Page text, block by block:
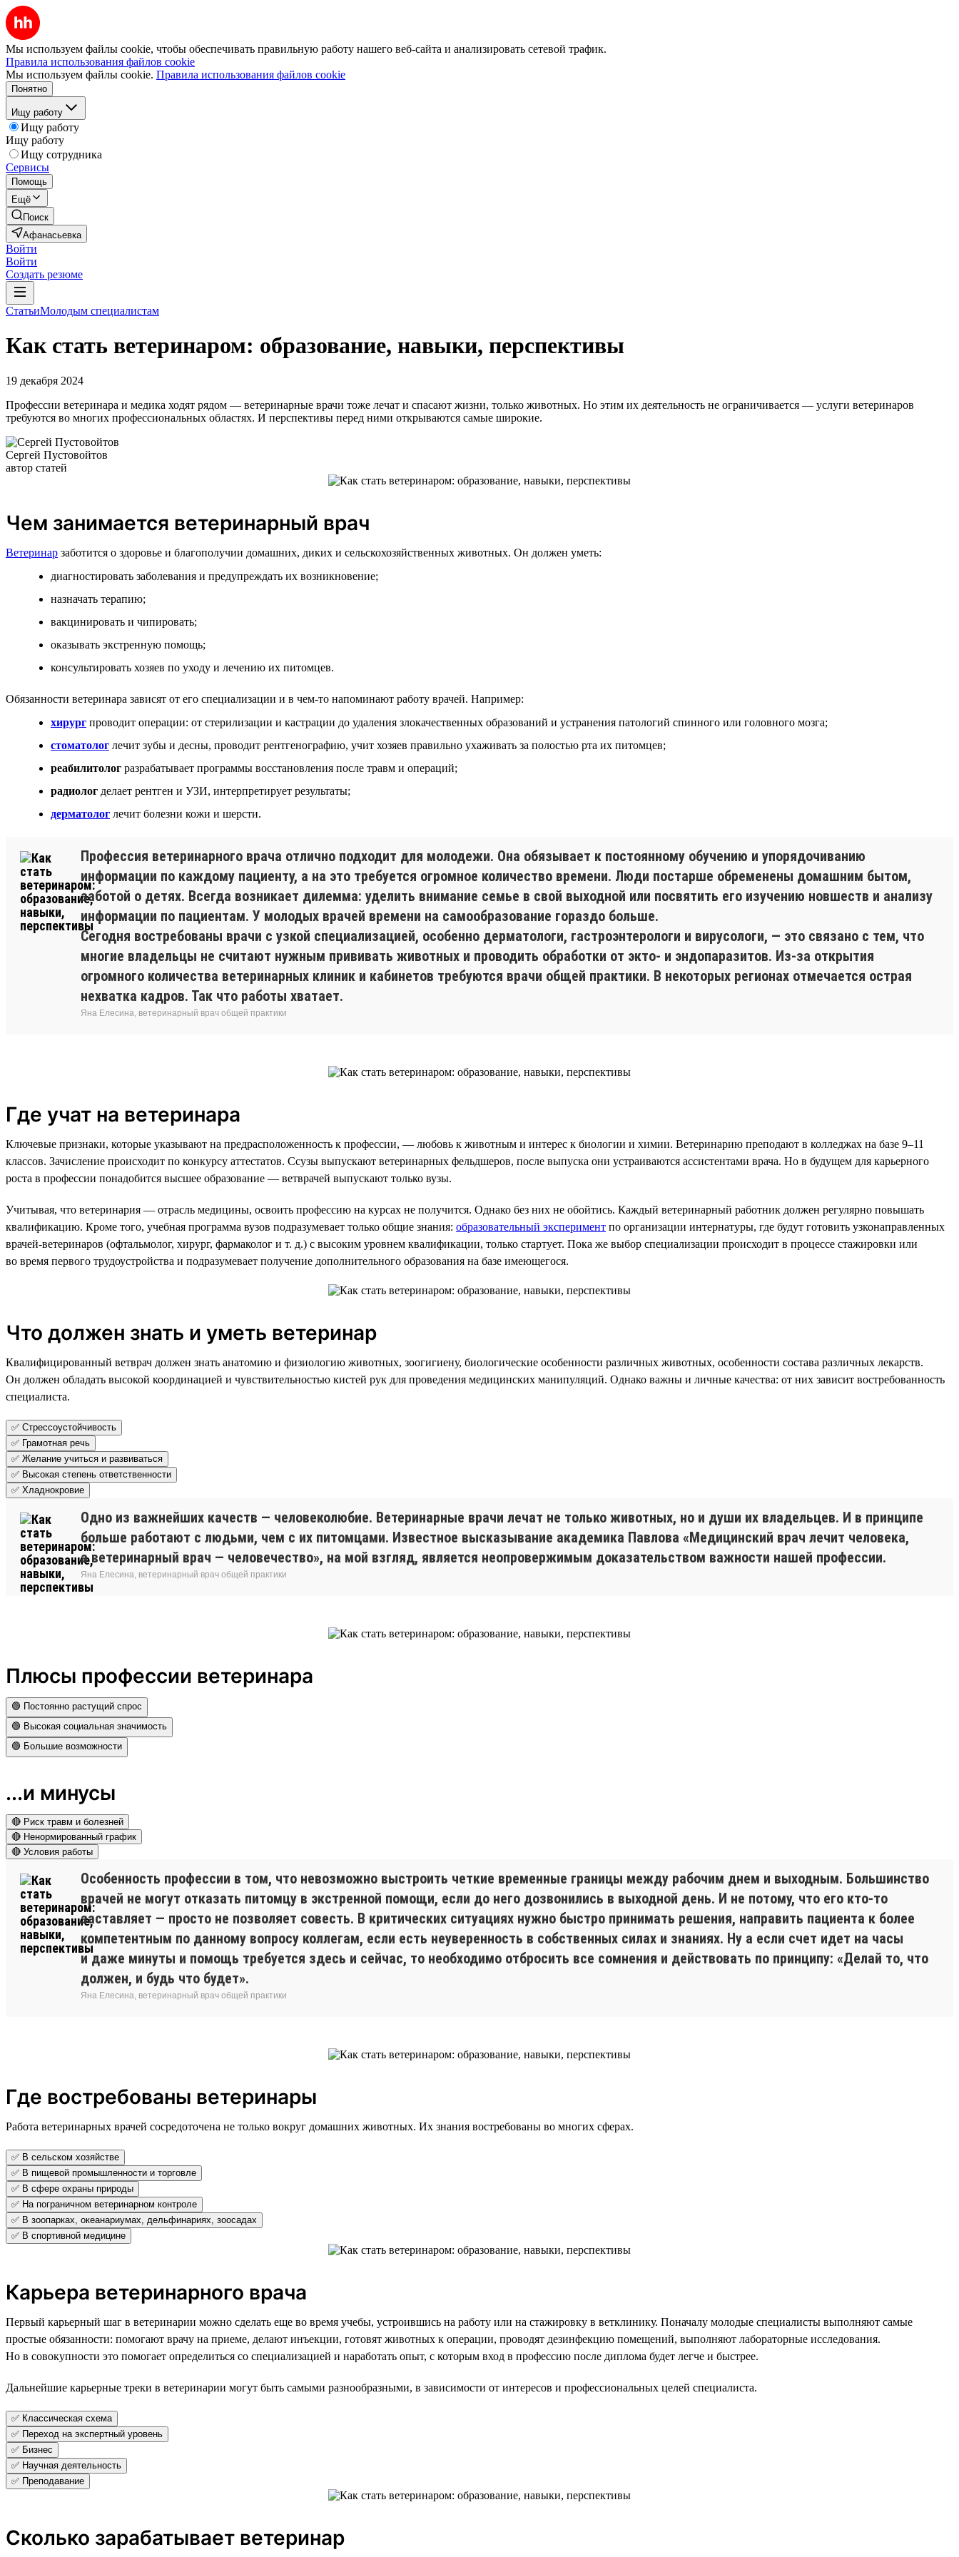
Мы используем файлы cookie, чтобы обеспечивать правильную работу нашего веб-сайта и анализировать сетевой трафик.
Правила использования файлов cookie
Мы используем файлы cookie. Правила использования файлов cookie
Понятно
Ищу работу
Ищу работу
Ищу работу
Ищу сотрудника
Сервисы
Помощь
Ещё
Поиск
Афанасьевка
Войти
Войти
Создать резюме
СтатьиМолодым специалистам
Как стать ветеринаром: образование, навыки, перспективы
19 декабря 2024
Профессии ветеринара и медика ходят рядом — ветеринарные врачи тоже лечат и спасают жизни, только животных. Но этим их деятельность не ограничивается — услуги ветеринаров
требуются во многих профессиональных областях. И перспективы перед ними открываются самые широкие.
Сергей Пустовойтов
автор статей
Чем занимается ветеринарный врач
Ветеринар заботится о здоровье и благополучии домашних, диких и сельскохозяйственных животных. Он должен уметь:
диагностировать заболевания и предупреждать их возникновение;
назначать терапию;
вакцинировать и чипировать;
оказывать экстренную помощь;
консультировать хозяев по уходу и лечению их питомцев.
Обязанности ветеринара зависят от его специализации и в чем-то напоминают работу врачей. Например:
хирург проводит операции: от стерилизации и кастрации до удаления злокачественных образований и устранения патологий спинного или головного мозга;
стоматолог лечит зубы и десны, проводит рентгенографию, учит хозяев правильно ухаживать за полостью рта их питомцев;
реабилитолог разрабатывает программы восстановления после травм и операций;
радиолог делает рентген и УЗИ, интерпретирует результаты;
дерматолог лечит болезни кожи и шерсти.
Профессия ветеринарного врача отлично подходит для молодежи. Она обязывает к постоянному обучению и упорядочиванию
информации по каждому пациенту, а на это требуется огромное количество времени. Люди постарше обременены домашним бытом,
заботой о детях. Всегда возникает дилемма: уделить внимание семье в свой выходной или посвятить его изучению новшеств и анализу
информации по пациентам. У молодых врачей времени на самообразование гораздо больше.
Сегодня востребованы врачи с узкой специализацией, особенно дерматологи, гастроэнтерологи и вирусологи, — это связано с тем, что
многие владельцы не считают нужным прививать животных и проводить обработки от экто- и эндопаразитов. Из-за открытия
огромного количества ветеринарных клиник и кабинетов требуются врачи общей практики. В некоторых регионах отмечается острая
нехватка кадров. Так что работы хватает.
Яна Елесина, ветеринарный врач общей практики
Где учат на ветеринара
Ключевые признаки, которые указывают на предрасположенность к профессии, — любовь к животным и интерес к биологии и химии. Ветеринарию преподают в колледжах на базе 9–11
классов. Зачисление происходит по конкурсу аттестатов. Ссузы выпускают ветеринарных фельдшеров, после выпуска они устраиваются ассистентами врача. Но в будущем для карьерного
роста в профессии понадобится высшее образование — ветврачей выпускают только вузы.
Учитывая, что ветеринария — отрасль медицины, освоить профессию на курсах не получится. Однако без них не обойтись. Каждый ветеринарный работник должен регулярно повышать
квалификацию. Кроме того, учебная программа вузов подразумевает только общие знания: образовательный эксперимент по организации интернатуры, где будут готовить узконаправленных
врачей-ветеринаров (офтальмолог, хирург, фармаколог и т. д.) с высоким уровнем квалификации, только стартует. Пока же выбор специализации происходит в процессе стажировки или
во время первого трудоустройства и подразумевает получение дополнительного образования на базе имеющегося.
Что должен знать и уметь ветеринар
Квалифицированный ветврач должен знать анатомию и физиологию животных, зоогигиену, биологические особенности различных животных, особенности состава различных лекарств.
Он должен обладать высокой координацией и чувствительностью кистей рук для проведения медицинских манипуляций. Однако важны и личные качества: от них зависит востребованность
специалиста.
✅ Стрессоустойчивость
✅ Грамотная речь
✅ Желание учиться и развиваться
✅ Высокая степень ответственности
✅ Хладнокровие
Одно из важнейших качеств — человеколюбие. Ветеринарные врачи лечат не только животных, но и души их владельцев. И в принципе
больше работают с людьми, чем с их питомцами. Известное высказывание академика Павлова «Медицинский врач лечит человека,
а ветеринарный врач — человечество», на мой взгляд, является неопровержимым доказательством важности нашей профессии.
Яна Елесина, ветеринарный врач общей практики
Плюсы профессии ветеринара
🟢 Постоянно растущий спрос
🟢 Высокая социальная значимость
🟢 Большие возможности
...и минусы
🔴 Риск травм и болезней
🔴 Ненормированный график
🔴 Условия работы
Особенность профессии в том, что невозможно выстроить четкие временные границы между рабочим днем и выходным. Большинство
врачей не могут отказать питомцу в экстренной помощи, если до него дозвонились в выходной день. И не потому, что его кто-то
заставляет — просто не позволяет совесть. В критических ситуациях нужно быстро принимать решения, направить пациента к более
компетентным по данному вопросу коллегам, если есть неуверенность в собственных силах и знаниях. Ну а если счет идет на часы
и даже минуты и помощь требуется здесь и сейчас, то необходимо отбросить все сомнения и действовать по принципу: «Делай то, что
должен, и будь что будет».
Яна Елесина, ветеринарный врач общей практики
Где востребованы ветеринары
Работа ветеринарных врачей сосредоточена не только вокруг домашних животных. Их знания востребованы во многих сферах.
✅ В сельском хозяйстве
✅ В пищевой промышленности и торговле
✅ В сфере охраны природы
✅ На пограничном ветеринарном контроле
✅ В зоопарках, океанариумах, дельфинариях, зоосадах
✅ В спортивной медицине
Карьера ветеринарного врача
Первый карьерный шаг в ветеринарии можно сделать еще во время учебы, устроившись на работу или на стажировку в ветклинику. Поначалу молодые специалисты выполняют самые
простые обязанности: помогают врачу на приеме, делают инъекции, готовят животных к операции, проводят дезинфекцию помещений, выполняют лабораторные исследования.
Но в совокупности это помогает определиться со специализацией и наработать опыт, с которым вход в профессию после диплома будет легче и быстрее.
Дальнейшие карьерные треки в ветеринарии могут быть самыми разнообразными, в зависимости от интересов и профессиональных целей специалиста.
✅ Классическая схема
✅ Переход на экспертный уровень
✅ Бизнес
✅ Научная деятельность
✅ Преподавание
Сколько зарабатывает ветеринар